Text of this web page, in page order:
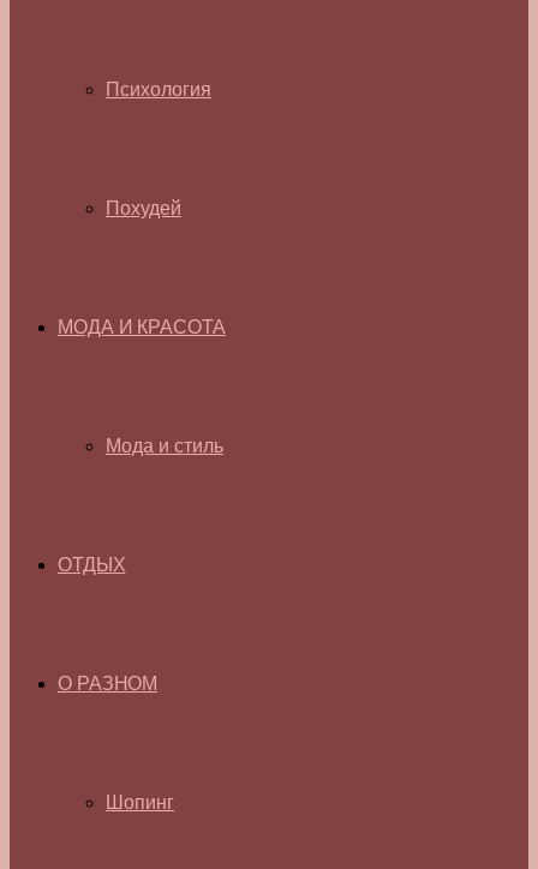
Психология
Похудей
МОДА И КРАСОТА
Мода и стиль
ОТДЫХ
О РАЗНОМ
Шопинг